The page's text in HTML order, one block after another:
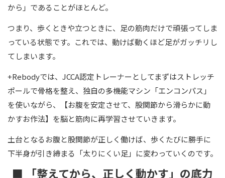
から」であることがほとんど。
つまり、歩くときや立つときに、足の筋肉だけで頑張ってしま
っている状態です。これでは、動けば動くほど足がガッチリし
てしまいます。
+Rebodyでは、JCCA認定トレーナーとしてまずはストレッチ
ポールで骨格を整え、独自の多機能マシン「エンコンパス」
を使いながら、【お腹を安定させて、股関節から滑らかに動
かすお作法】を脳と筋肉に再学習させていきます。
土台となるお腹と股関節が正しく働けば、歩くたびに勝手に
下半身が引き締まる「太りにくい足」に変わっていくのです。
■ 「整えてから、正しく動かす」の底力